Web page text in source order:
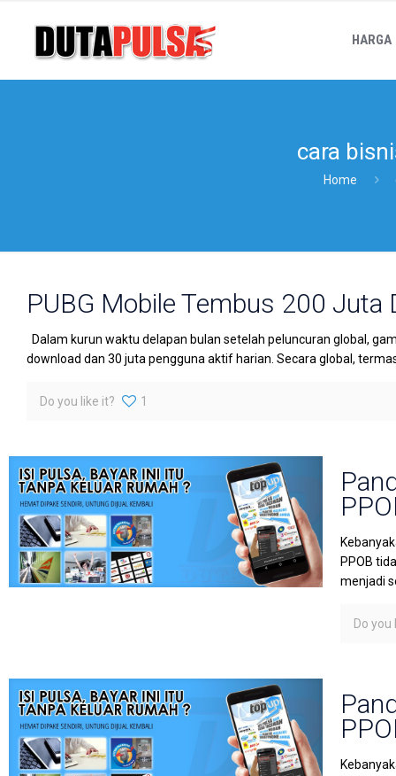
HARGA
cara
Home
PUBG Mobile Tembus 200 Juta
Dalam kurun waktu delapan bulan setelah peluncuran global,
download dan 30 juta pengguna aktif harian. Secara global,
Do you like it? 1
PPOB
menjadi
Do you